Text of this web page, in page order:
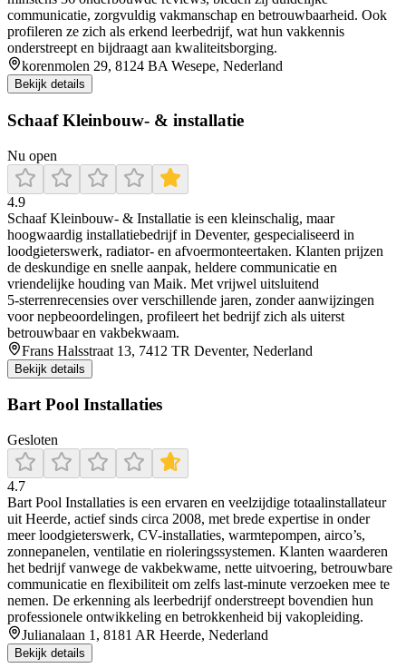
communicatie, zorgvuldig vakmanschap en betrouwbaarheid. Ook
profileren ze zich als erkend leerbedrijf, wat hun vakkennis
onderstreept en bijdraagt aan kwaliteitsborging.
korenmolen 29, 8124 BA Wesepe, Nederland
Bekijk details
Schaaf Kleinbouw- & installatie
Nu open
4.9
Schaaf Kleinbouw‑ & Installatie is een kleinschalig, maar
hoogwaardig installatiebedrijf in Deventer, gespecialiseerd in
loodgieterswerk, radiator- en afvoermonteertaken. Klanten prijzen
de deskundige en snelle aanpak, heldere communicatie en
vriendelijke houding van Maik. Met vrijwel uitsluitend
5‑sterrenrecensies over verschillende jaren, zonder aanwijzingen
voor nepbeoordelingen, profileert het bedrijf zich als uiterst
betrouwbaar en vakbekwaam.
Frans Halsstraat 13, 7412 TR Deventer, Nederland
Bekijk details
Bart Pool Installaties
Gesloten
4.7
Bart Pool Installaties is een ervaren en veelzijdige totaalinstallateur
uit Heerde, actief sinds circa 2008, met brede expertise in onder
meer loodgieterswerk, CV-installaties, warmtepompen, airco’s,
zonnepanelen, ventilatie en rioleringssystemen. Klanten waarderen
het bedrijf vanwege de vakbekwame, nette uitvoering, betrouwbare
communicatie en flexibiliteit om zelfs last-minute verzoeken mee te
nemen. De erkenning als leerbedrijf onderstreept bovendien hun
professionele ontwikkeling en betrokkenheid bij vakopleiding.
Julianalaan 1, 8181 AR Heerde, Nederland
Bekijk details